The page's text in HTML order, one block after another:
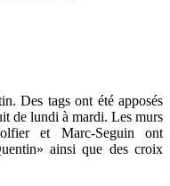
Des tags ont été apposés
de lundi à mardi. Les murs
et Marc-Seguin ont
ainsi que des croix